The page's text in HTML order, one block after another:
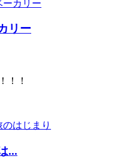
リー
！！
...